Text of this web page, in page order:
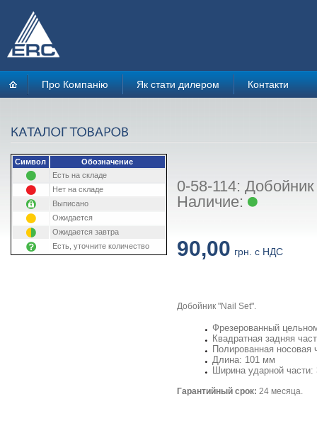
Про Компанію Як стати дилером Контакти
Символ
Обозначение
Есть на складе
Нет на складе
Выписано
Ожидается
Ожидается завтра
Есть, уточните количество
0-58-114:
Наличие:
90,00 грн. с НДС
Добойник "Nail Set".
Фрезерованный
Квадратная задняя
Полированная носовая
Длина: 101 мм
Ширина ударной
Гарантийный срок: 24 месяца.